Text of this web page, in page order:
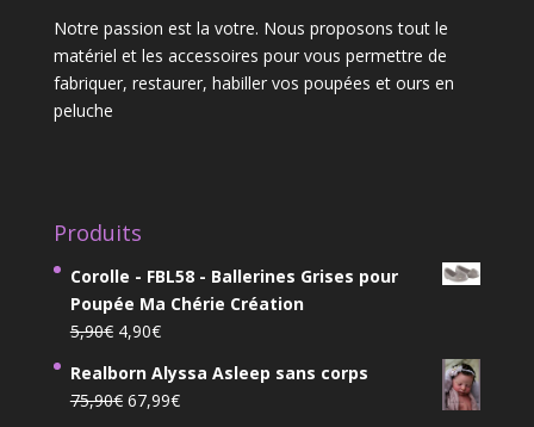
Notre passion est la votre. Nous proposons tout le
matériel et les accessoires pour vous permettre de
fabriquer, restaurer, habiller vos poupées et ours en
peluche
Produits
Corolle - FBL58 - Ballerines Grises pour
Poupée Ma Chérie Création
5,90€ Le
initial
était :
4,90€Le
actuel
est :
Realborn Alyssa Asleep sans corps
75,90€ Le
67,99€Le